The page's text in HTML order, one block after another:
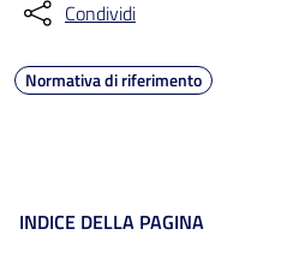
Condividi
Normativa di riferimento
INDICE DELLA PAGINA